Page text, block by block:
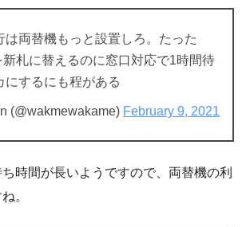
は両替機もっと設置しろ。たった
札に替えるのに窓口対応で1時間待
にするにも程がある
(@wakmewakame) February 9, 2021
時間が長いようですので、両替機の利
。